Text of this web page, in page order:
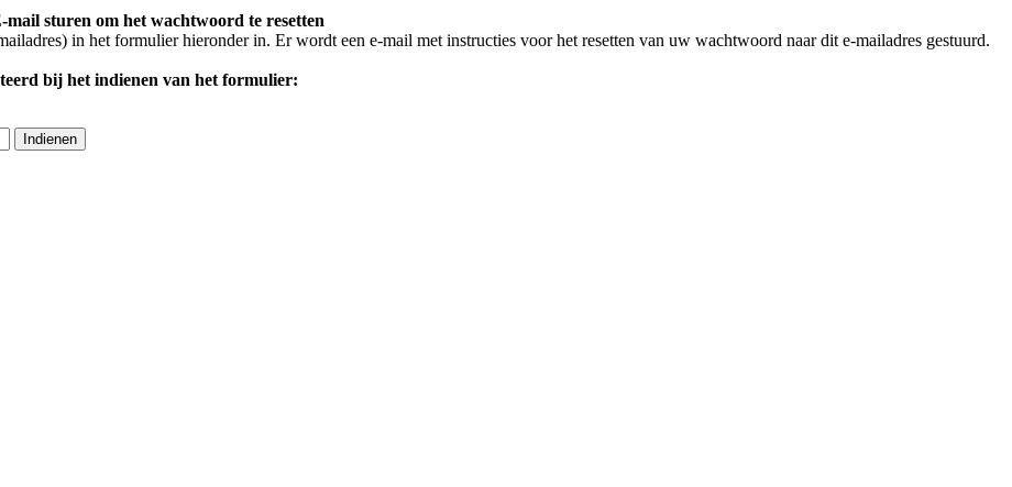
mail sturen om het wachtwoord te resetten
in het formulier hieronder in. Er wordt een e-mail met instructies voor het resetten van uw wachtwoord naar dit e-mailadres gestuurd.
bij het indienen van het formulier:
Indienen